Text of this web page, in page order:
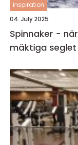
inspiration
04. July 2025
Spinnaker -
mäktiga seglet